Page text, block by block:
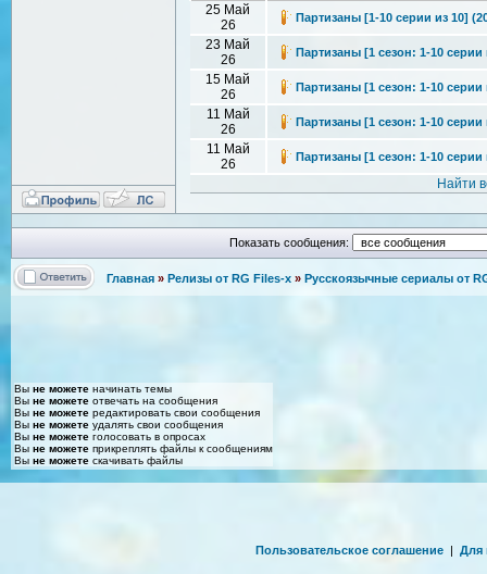
25 Май
26
Партизаны [1-10 серии из 10]
23 Май
26
Партизаны [1 сезон: 1-10
15 Май
26
Партизаны [1 сезон: 1-10 серии
11 Май
26
Партизаны [1 сезон: 1-10 серии
11 Май
26
Партизаны [1 сезон: 1-10 серии
Найти
Показать сообщения:
Главная » Релизы от RG Files-x » Русскоязычные сериалы от
Вы не можете начинать темы
Вы не можете отвечать на сообщения
Вы не можете редактировать свои сообщения
Вы не можете удалять свои сообщения
Вы не можете голосовать в опросах
Вы не можете прикреплять файлы к сообщениям
Вы не можете скачивать файлы
Пользовательское соглашение | Для